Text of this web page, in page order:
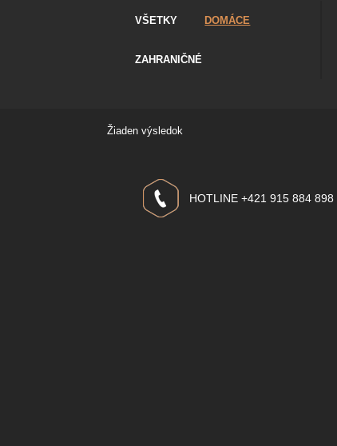
VŠETKY DOMÁCE
ZAHRANIČNÉ
Žiaden výsledok
HOTLINE +421 915 884 898